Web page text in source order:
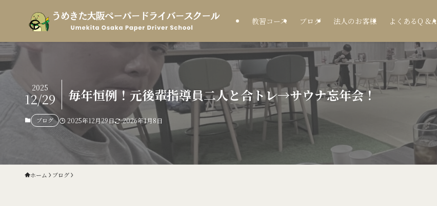
教習コース ブログ 法人のお客様 よくあるQ &A
毎年恒例！元後輩指導員二人と合トレ→サウナ忘年会！
2025
12/29
ブログ 2025年12月29日 2026年1月8日
ホーム ブログ